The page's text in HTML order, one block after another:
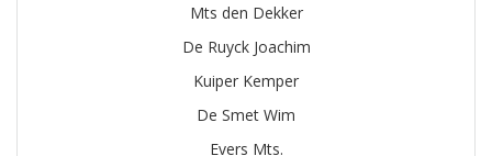
Mts den Dekker
De Ruyck Joachim
Kuiper Kemper
De Smet Wim
Evers Mts.